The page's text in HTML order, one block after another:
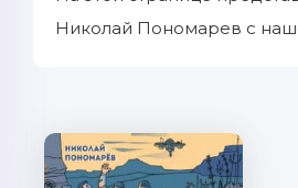
Николай Пономарев с